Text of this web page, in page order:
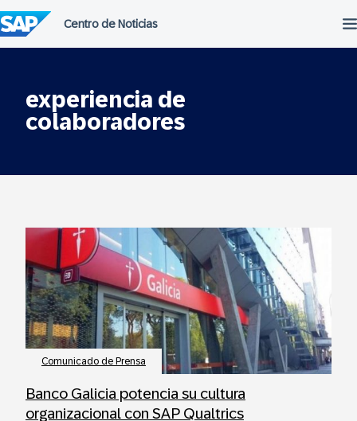
al
contenido
experiencia de
colaboradores
Comunicado de Prensa
Banco Galicia potencia su cultura
organizacional con SAP Qualtrics